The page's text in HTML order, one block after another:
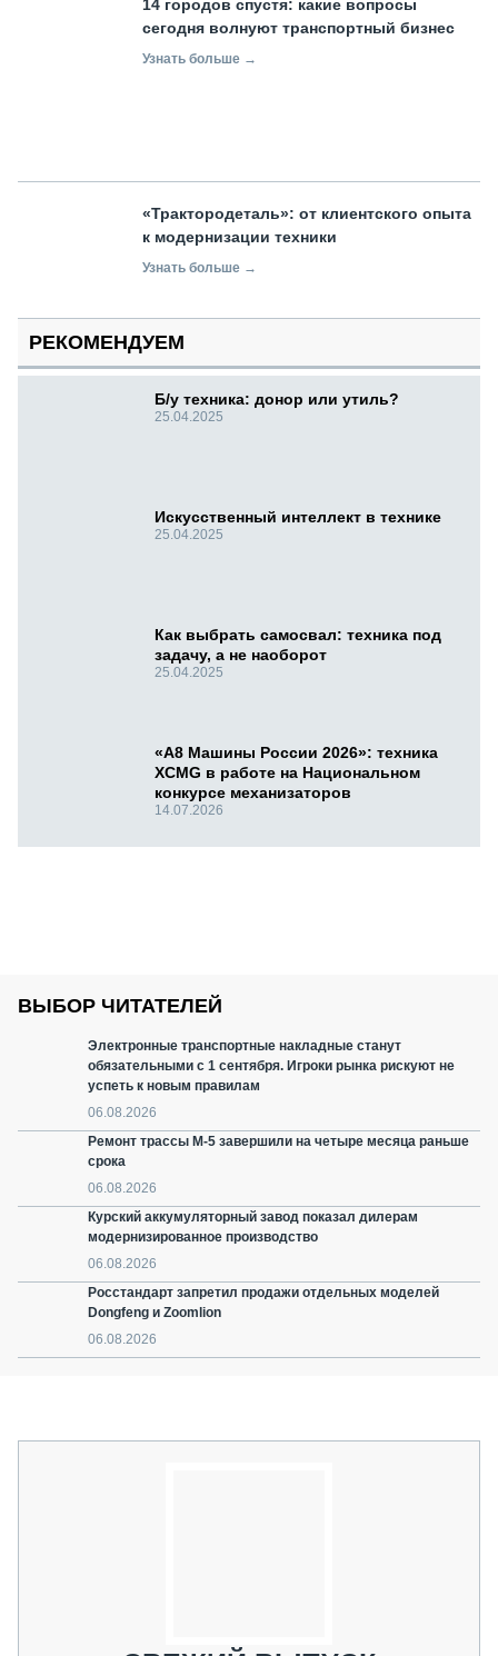
14 городов спустя: какие вопросы
сегодня волнуют транспортный бизнес
Узнать больше →
«Трактородеталь»: от клиентского опыта
к модернизации техники
Узнать больше →
РЕКОМЕНДУЕМ
Б/у техника: донор или утиль?
25.04.2025
Искусственный интеллект в технике
25.04.2025
Как выбрать самосвал: техника под
задачу, а не наоборот
25.04.2025
«А8 Машины России 2026»: техника
XCMG в работе на Национальном
конкурсе механизаторов
14.07.2026
ВЫБОР ЧИТАТЕЛЕЙ
Электронные транспортные накладные станут
обязательными с 1 сентября. Игроки рынка рискуют не
успеть к новым правилам
06.08.2026
Ремонт трассы М-5 завершили на четыре месяца раньше
срока
06.08.2026
Курский аккумуляторный завод показал дилерам
модернизированное производство
06.08.2026
Росстандарт запретил продажи отдельных моделей
Dongfeng и Zoomlion
06.08.2026